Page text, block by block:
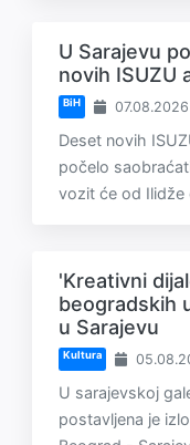
U Sarajevu
novih ISUZU
BiH
Deset novih
počelo
vozit će od Ilidže
'Kreativni
beogradskih
u Sarajevu
Kultura
U sarajevskoj
postavljena je